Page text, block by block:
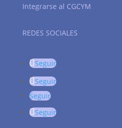
Integrarse al CGCYM
REDES SOCIALES
Seguir
Seguir
Seguir
Seguir